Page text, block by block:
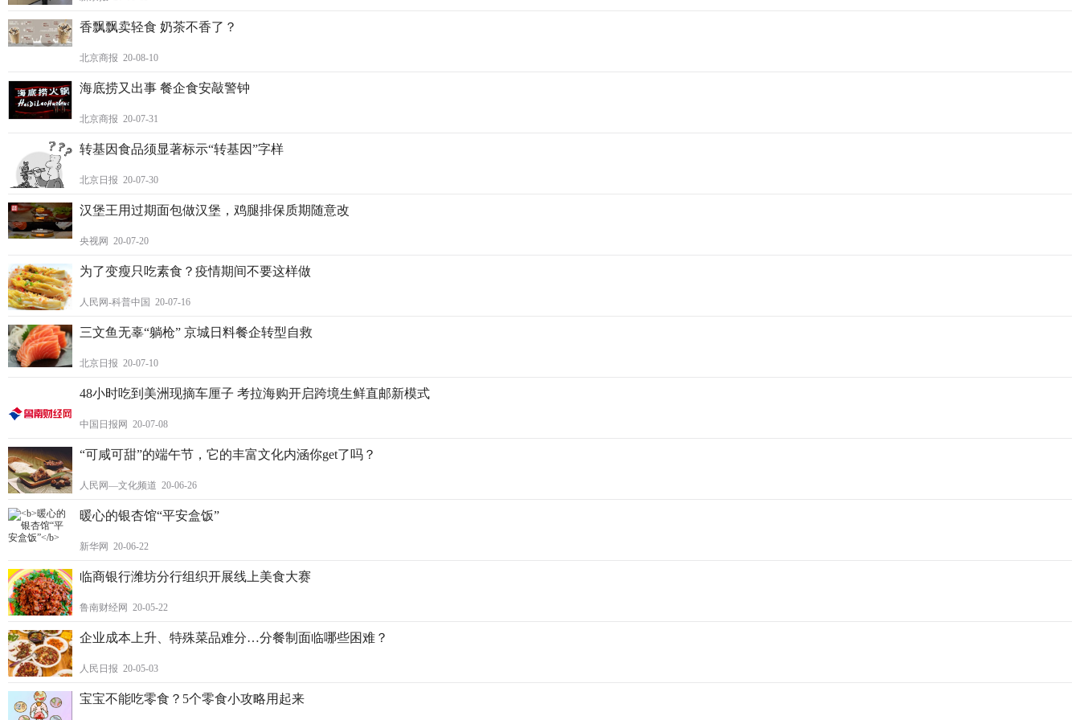
香飘飘卖轻食 奶茶不香了？
北京商报 20-08-10
海底捞又出事 餐企食安敲警钟
北京商报 20-07-31
转基因食品须显著标示“转基因”字样
北京日报 20-07-30
汉堡王用过期面包做汉堡，鸡腿排保质期随意改
央视网 20-07-20
为了变瘦只吃素食？疫情期间不要这样做
人民网-科普中国 20-07-16
三文鱼无辜“躺枪” 京城日料餐企转型自救
北京日报 20-07-10
48小时吃到美洲现摘车厘子 考拉海购开启跨境生鲜直邮新模式
中国日报网 20-07-08
“可咸可甜”的端午节，它的丰富文化内涵你get了吗？
人民网—文化频道 20-06-26
暖心的银杏馆“平安盒饭”
新华网 20-06-22
临商银行潍坊分行组织开展线上美食大赛
鲁南财经网 20-05-22
企业成本上升、特殊菜品难分…分餐制面临哪些困难？
人民日报 20-05-03
宝宝不能吃零食？5个零食小攻略用起来